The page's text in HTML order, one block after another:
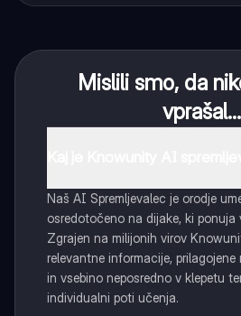
Mislili smo, da
vprašal...
Naš AI Spremljevalec je orodje
osredotočeno na dijake, ki ponuja
Zgrajen na milijonih virov
relevantne informacije,
in vsebino neposredno v klepetu
individualni poti učenja.